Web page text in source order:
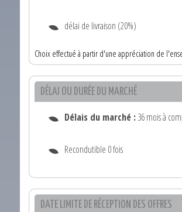
délai de livraison (20%)
Choix effectué à partir d'une appréciation de
DÉLAI OU DURÉE DU MARCHÉ
Délais du marché : 36 mois à
Recondutible 0 fois
DATE LIMITE DE RÉCEPTION DES OFFRES